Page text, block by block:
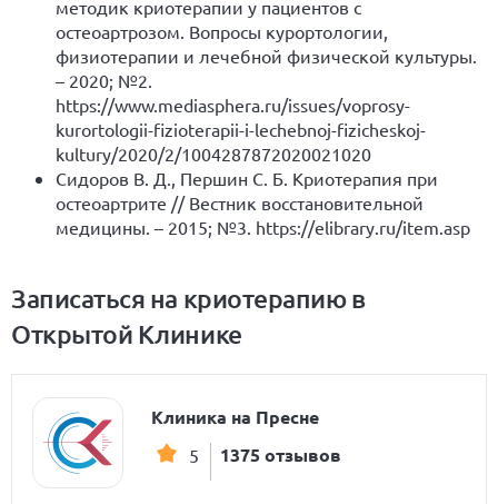
методик криотерапии у пациентов с
остеоартрозом. Вопросы курортологии,
физиотерапии и лечебной физической культуры.
– 2020; №2.
https://www.mediasphera.ru/issues/voprosy-
kurortologii-fizioterapii-i-lechebnoj-fizicheskoj-
kultury/2020/2/1004287872020021020
Сидоров В. Д., Першин С. Б. Криотерапия при
остеоартрите // Вестник восстановительной
медицины. – 2015; №3. https://elibrary.ru/item.asp
Записаться на криотерапию в
Открытой Клинике
Клиника на Пресне
5 1375 отзывов